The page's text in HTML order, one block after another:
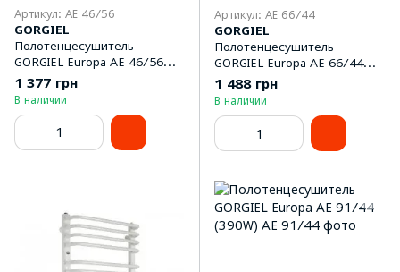
Артикул: AE 46/56
GORGIEL
Полотенцeсушитель
GORGIEL Europa AE 46/56
(254W)
1 377 грн
В наличии
Артикул: AE 66/44
GORGIEL
Полотенцeсушитель
GORGIEL Europa AE 66/44
(285W)
1 488 грн
В наличии